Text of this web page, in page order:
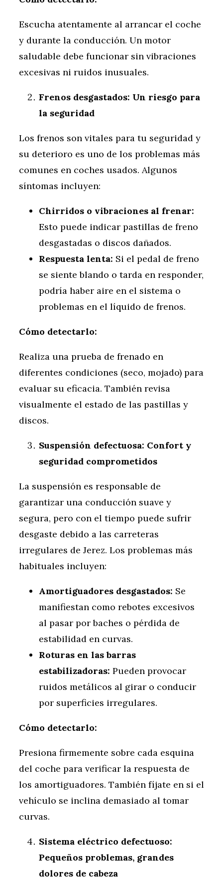
Escucha atentamente al arrancar el coche
y durante la conducción. Un motor
saludable debe funcionar sin vibraciones
excesivas ni ruidos inusuales.
Frenos desgastados: Un riesgo para
la seguridad
Los frenos son vitales para tu seguridad y
su deterioro es uno de los problemas más
comunes en coches usados. Algunos
síntomas incluyen:
Chirridos o vibraciones al frenar:
Esto puede indicar pastillas de freno
desgastadas o discos dañados.
Respuesta lenta: Si el pedal de freno
se siente blando o tarda en responder,
podría haber aire en el sistema o
problemas en el líquido de frenos.
Cómo detectarlo:
Realiza una prueba de frenado en
diferentes condiciones (seco, mojado) para
evaluar su eficacia. También revisa
visualmente el estado de las pastillas y
discos.
Suspensión defectuosa: Confort y
seguridad comprometidos
La suspensión es responsable de
garantizar una conducción suave y
segura, pero con el tiempo puede sufrir
desgaste debido a las carreteras
irregulares de Jerez. Los problemas más
habituales incluyen:
Amortiguadores desgastados: Se
manifiestan como rebotes excesivos
al pasar por baches o pérdida de
estabilidad en curvas.
Roturas en las barras
estabilizadoras: Pueden provocar
ruidos metálicos al girar o conducir
por superficies irregulares.
Cómo detectarlo:
Presiona firmemente sobre cada esquina
del coche para verificar la respuesta de
los amortiguadores. También fíjate en si el
vehículo se inclina demasiado al tomar
curvas.
Sistema eléctrico defectuoso:
Pequeños problemas, grandes
dolores de cabeza